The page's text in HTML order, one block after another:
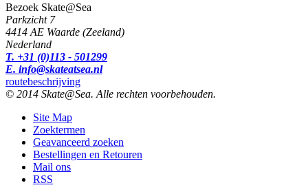
Bezoek Skate@Sea
Parkzicht 7
4414 AE Waarde (Zeeland)
Nederland
T. +31 (0)113 - 501299
E. info@skateatsea.nl
routebeschrijving
© 2014 Skate@Sea. Alle rechten voorbehouden.
Site Map
Zoektermen
Geavanceerd zoeken
Bestellingen en Retouren
Mail ons
RSS